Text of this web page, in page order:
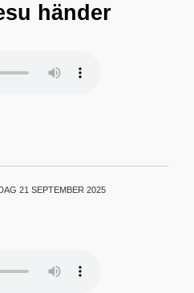
händer
21 SEPTEMBER 2025